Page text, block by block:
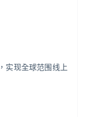
实现全球范围线上